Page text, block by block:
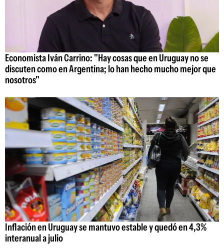
Economista Iván Carrino: "Hay cosas que en Uruguay no se
discuten como en Argentina; lo han hecho mucho mejor que
nosotros"
Inflación en Uruguay se mantuvo estable y quedó en 4,3%
interanual a julio